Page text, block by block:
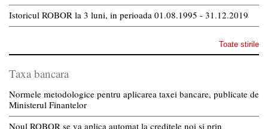
Istoricul ROBOR la 3 luni, in perioada 01.08.1995 - 31.12.2019
Toate stirile
Taxa bancara
Normele metodologice pentru aplicarea taxei bancare, publicate de
Ministerul Finantelor
Noul ROBOR se va aplica automat la creditele noi si prin